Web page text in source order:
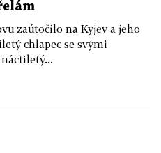
zaútočilo na Kyjev a jeho
chlapec se svými